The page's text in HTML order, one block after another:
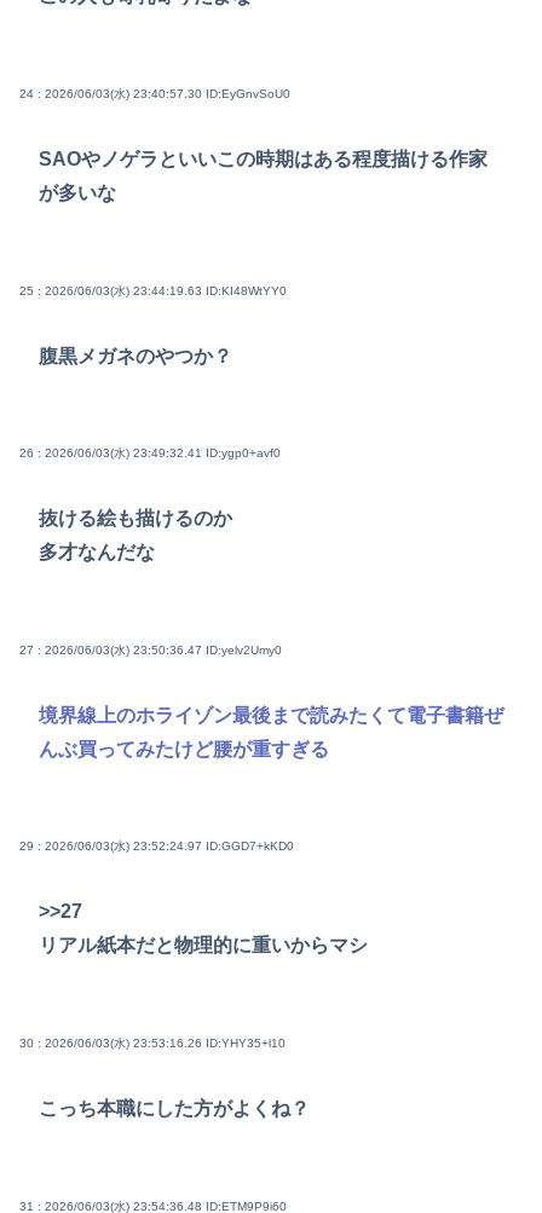
24 : 2026/06/03(水) 23:40:57.30 ID:EyGnvSoU0
SAOやノゲラといいこの時期はある程度描ける作家
が多いな
25 : 2026/06/03(水) 23:44:19.63 ID:KI48WtYY0
腹黒メガネのやつか？
26 : 2026/06/03(水) 23:49:32.41 ID:ygp0+avf0
抜ける絵も描けるのか
多才なんだな
27 : 2026/06/03(水) 23:50:36.47 ID:yelv2Umy0
境界線上のホライゾン最後まで読みたくて電子書籍ぜ
んぶ買ってみたけど腰が重すぎる
29 : 2026/06/03(水) 23:52:24.97 ID:GGD7+kKD0
>>27
リアル紙本だと物理的に重いからマシ
30 : 2026/06/03(水) 23:53:16.26 ID:YHY35+l10
こっち本職にした方がよくね？
31 : 2026/06/03(水) 23:54:36.48 ID:ETM9P9i60